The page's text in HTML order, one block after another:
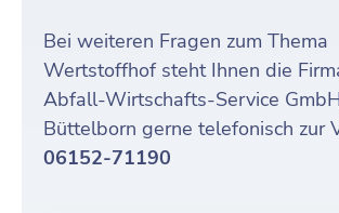
Bei weiteren Fragen zum Thema
Wertstoffhof steht Ihnen die
Abfall-Wirtschafts-Service
Büttelborn gerne telefonisch zur
06152-71190